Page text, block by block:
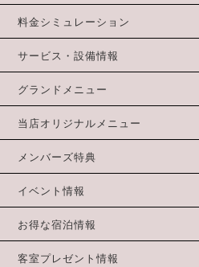
料金シミュレーション
サービス・設備情報
グランドメニュー
当店オリジナルメニュー
メンバーズ特典
イベント情報
お得な宿泊情報
客室プレゼント情報